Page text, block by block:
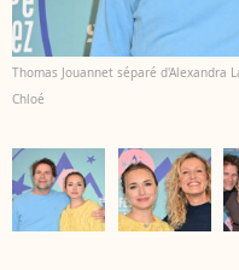
Thomas Jouannet séparé
Chloé